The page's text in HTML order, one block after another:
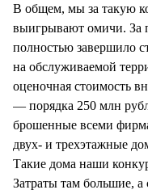
В общем, мы за такую
выигрывают омичи. За
полностью завершило
на обслуживаемой
оценочная стоимость
— порядка 250 млн
брошенные всеми
двух- и трехэтажные
Такие дома наши
Затраты там большие,